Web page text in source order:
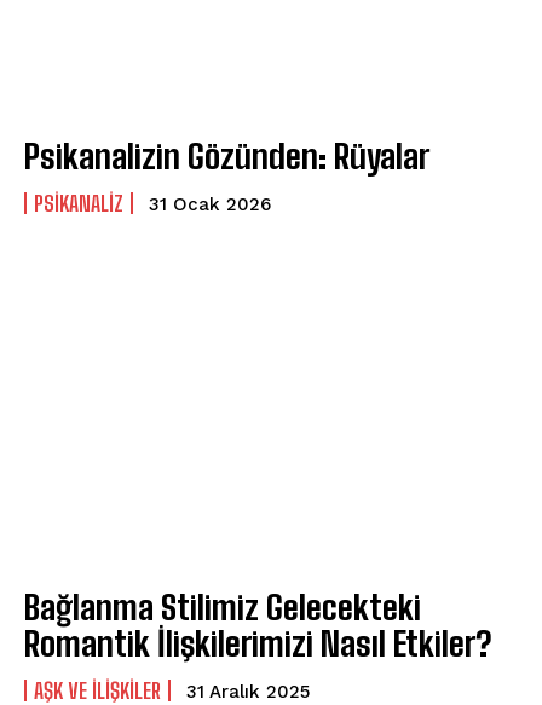
Psikanalizin Gözünden: Rüyalar
PSIKANALIZ 31 Ocak 2026
Bağlanma Stilimiz Gelecekteki
Romantik İlişkilerimizi Nasıl Etkiler?
AŞK VE İLIŞKILER 31 Aralık 2025